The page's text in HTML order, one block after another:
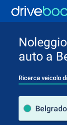
Noleggio
auto a
Ricerca veicolo